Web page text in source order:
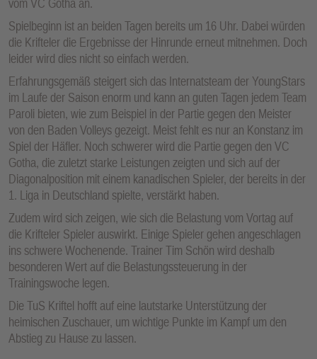
vom VC Gotha an.
Spielbeginn ist an beiden Tagen bereits um 16 Uhr. Dabei würden
die Krifteler die Ergebnisse der Hinrunde erneut mitnehmen. Doch
leider wird dies nicht so einfach werden.
Erfahrungsgemäß steigert sich das Internatsteam der YoungStars
im Laufe der Saison enorm und kann an guten Tagen jedem Team
Paroli bieten, wie zum Beispiel in der Partie gegen den Meister
von den Baden Volleys gezeigt. Meist fehlt es nur an Konstanz im
Spiel der Häfler. Noch schwerer wird die Partie gegen den VC
Gotha, die zuletzt starke Leistungen zeigten und sich auf der
Diagonalposition mit einem kanadischen Spieler, der bereits in der
1. Liga in Deutschland spielte, verstärkt haben.
Zudem wird sich zeigen, wie sich die Belastung vom Vortag auf
die Krifteler Spieler auswirkt. Einige Spieler gehen angeschlagen
ins schwere Wochenende. Trainer Tim Schön wird deshalb
besonderen Wert auf die Belastungssteuerung in der
Trainingswoche legen.
Die TuS Kriftel hofft auf eine lautstarke Unterstützung der
heimischen Zuschauer, um wichtige Punkte im Kampf um den
Abstieg zu Hause zu lassen.